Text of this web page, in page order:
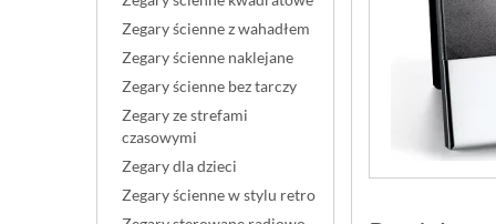
Zegary ścienne z wahadłem
Zegary ścienne naklejane
Zegary ścienne bez tarczy
Zegary ze strefami
czasowymi
Zegary dla dzieci
Zegary ścienne w stylu retro